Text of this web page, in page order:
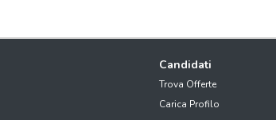
Candidati
Trova Offerte
Carica Profilo